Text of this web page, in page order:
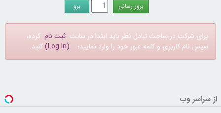
برای شرکت در مباحث تبادل نظر باید ابتدا در سایت ثبت نام کرده،
سپس نام کاربری و کلمه عبور خود را وارد نمایید؛ (Log In) کنید.
از سراسر وب